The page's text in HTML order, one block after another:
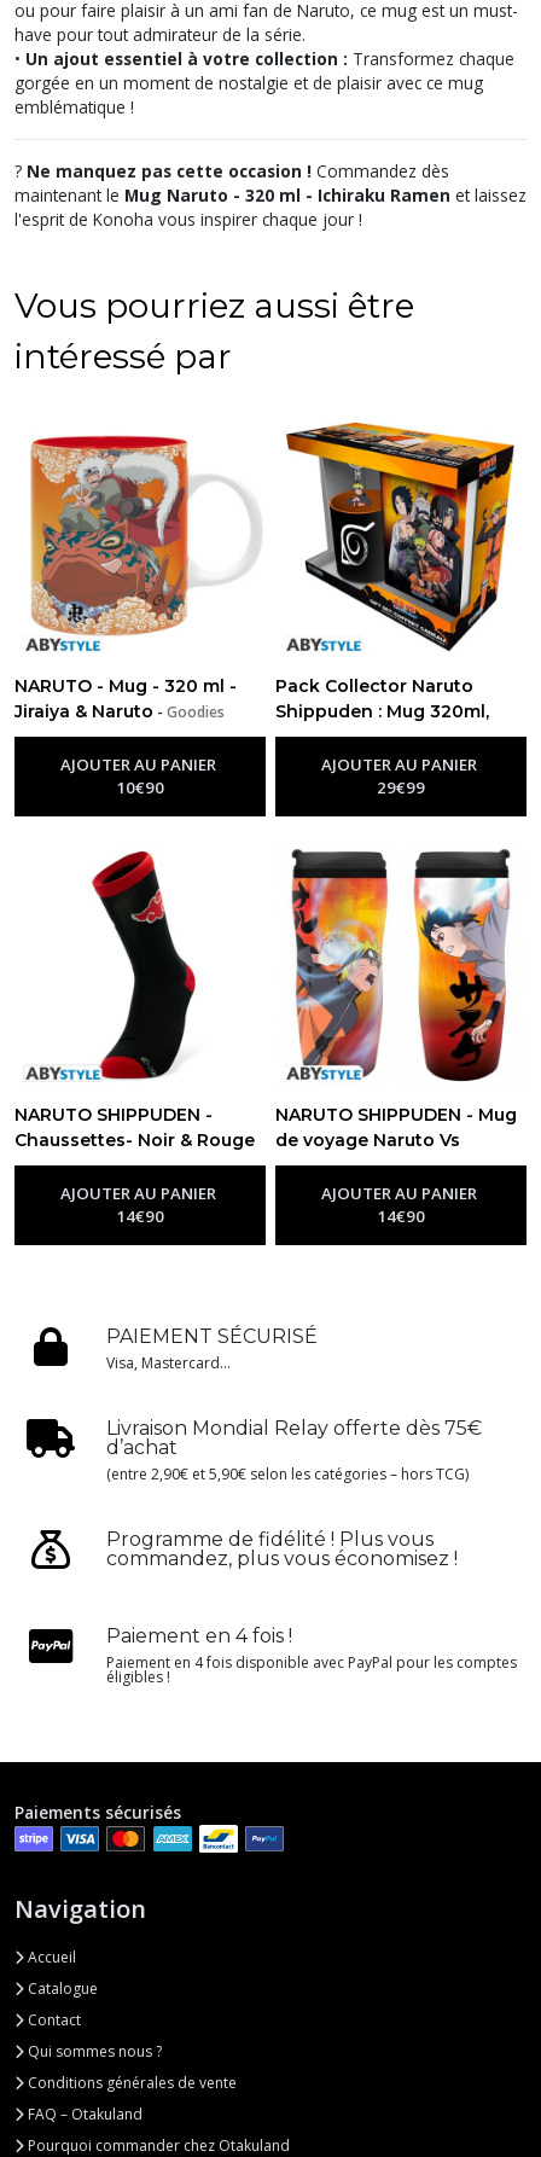
ou pour faire plaisir à un ami fan de Naruto, ce mug est un must-
have pour tout admirateur de la série.
• Un ajout essentiel à votre collection : Transformez chaque
gorgée en un moment de nostalgie et de plaisir avec ce mug
emblématique !
? Ne manquez pas cette occasion ! Commandez dès
maintenant le Mug Naruto - 320 ml - Ichiraku Ramen et laissez
l'esprit de Konoha vous inspirer chaque jour !
Vous pourriez aussi être
intéressé par
NARUTO - Mug - 320 ml -
Jiraiya & Naruto - Goodies
Naruto
AJOUTER AU PANIER
10€90
Pack Collector Naruto
Shippuden : Mug 320ml,
Porte-clés et Cahier
Exclusif !-Goodies Naruto
AJOUTER AU PANIER
29€99
NARUTO SHIPPUDEN -
Chaussettes- Noir & Rouge
- Akatsuki-Goodies Naruto
AJOUTER AU PANIER
14€90
NARUTO SHIPPUDEN - Mug
de voyage Naruto Vs
Sasuke-Goodies Naruto
AJOUTER AU PANIER
14€90
PAIEMENT SÉCURISÉ
Visa, Mastercard...
Livraison Mondial Relay offerte dès 75€
d’achat
(entre 2,90€ et 5,90€ selon les catégories – hors TCG)
Programme de fidélité ! Plus vous
commandez, plus vous économisez !
Paiement en 4 fois !
Paiement en 4 fois disponible avec PayPal pour les comptes
éligibles !
Paiements sécurisés
Navigation
Accueil
Catalogue
Contact
Qui sommes nous ?
Conditions générales de vente
FAQ – Otakuland
Pourquoi commander chez Otakuland